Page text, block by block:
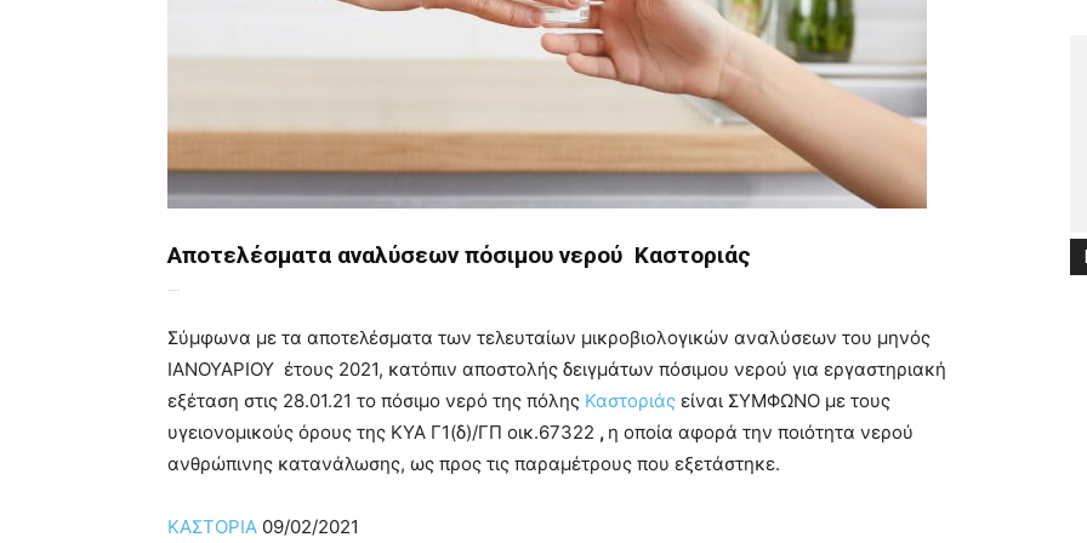
Αποτελέσματα αναλύσεων πόσιμου νερού Καστοριάς
Σύμφωνα με τα αποτελέσματα των τελευταίων μικροβιολογικών αναλύσεων του μηνός
ΙΑΝΟΥΑΡΙΟΥ έτους 2021, κατόπιν αποστολής δειγμάτων πόσιμου νερού για εργαστηριακή
εξέταση στις 28.01.21 το πόσιμο νερό της πόλης Καστοριάς είναι ΣΥΜΦΩΝΟ με τους
υγειονομικούς όρους της ΚΥΑ Γ1(δ)/ΓΠ οικ.67322 , η οποία αφορά την ποιότητα νερού
ανθρώπινης κατανάλωσης, ως προς τις παραμέτρους που εξετάστηκε.
ΚΑΣΤΟΡΙΑ 09/02/2021